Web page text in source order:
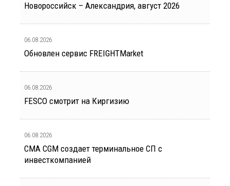
Новороссийск – Александрия, август 2026
06.08.2026
Обновлен сервис FREIGHTMarket
06.08.2026
FESCO смотрит на Киргизию
06.08.2026
CMA CGM создает терминальное СП с
инвесткомпанией